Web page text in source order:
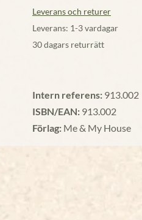
Leverans och returer
Leverans: 1-3 vardagar
30 dagars returrätt
Intern referens: 913.002
ISBN/EAN: 913.002
Förlag: Me & My House